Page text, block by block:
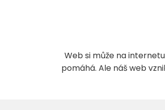
Web si může na
pomáhá. Ale náš web